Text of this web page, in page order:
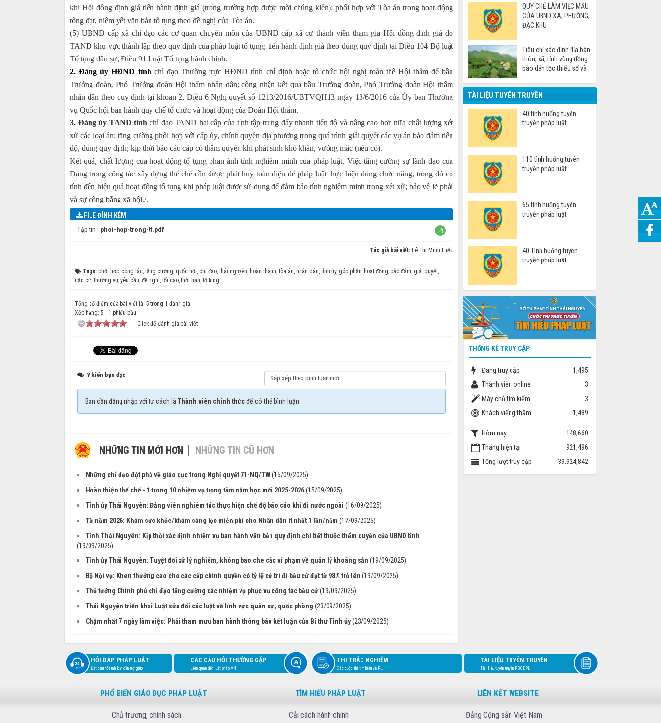
khi Hội đồng định giá tiến hành định giá (trong trường hợp được mời chúng kiến); phối hợp với Tòa án trong hoạt động
tống đạt, niêm yết văn bản tố tụng theo đề nghị của Tòa án.
(5) UBND cấp xã chỉ đạo các cơ quan chuyên môn của UBND cấp xã cử thành viên tham gia Hội đồng định giá do
TAND khu vực thành lập theo quy định của pháp luật tố tụng; tiến hành định giá theo đúng quy định tại Điều 104 Bộ luật
Tố tụng dân sự, Điều 91 Luật Tố tụng hành chính.
2. Đảng ủy HĐND tỉnh chỉ đạo Thường trực HĐND tỉnh chỉ định hoặc tổ chức hội nghị toàn thể Hội thẩm để bầu
Trưởng đoàn, Phó Trưởng đoàn Hội thẩm nhân dân; công nhận kết quả bầu Trưởng đoàn, Phó Trưởng đoàn Hội thẩm
nhân dân theo quy định tại khoản 2, Điều 6 Nghị quyết số 1213/2016/UBTVQH13 ngày 13/6/2016 của Ủy ban Thường
vụ Quốc hội ban hành quy chế tổ chức và hoạt động của Đoàn Hội thẩm.
3. Đảng ủy TAND tỉnh chỉ đạo TAND hai cấp của tỉnh tập trung đẩy nhanh tiến độ và nâng cao hơn nữa chất lượng xét
xử các loại án; tăng cường phối hợp với cấp ủy, chính quyền địa phương trong quá trình giải quyết các vụ án bảo đảm tiến
độ, đúng quy định; kịp thời báo cáo cấp có thẩm quyền khi phát sinh khó khăn, vướng mắc (nếu có).
Kết quả, chất lượng của hoạt động tố tụng phản ánh tính nghiêm minh của pháp luật. Việc tăng cường sự lãnh đạo của
Đảng trong công tác xây dựng thể chế cần được phát huy toàn diện để pháp luật thực hiện đúng chức năng, trong đó có
tính đến hiệu quả hoạt động tố tụng khi pháp luật được sử dụng để đảm bảo tính nghiêm minh trong xét xử; bảo vệ lẽ phải
và sự công bằng xã hội./.
FILE ĐÍNH KÈM
Tập tin : phoi-hop-trong-tt.pdf
Tác giả bài viết: Lê Thị Minh Hiếu
Tags: phối hợp, công tác, tăng cường, quốc hội, chỉ đạo, thái nguyên, hoàn thành, tòa án, nhân dân, tỉnh ủy, góp phần, hoạt động, bảo đảm, giải quyết,
căn cứ, thường vụ, yêu cầu, đề nghị, tối cao, thời hạn, tố tụng
Tổng số điểm của bài viết là: 5 trong 1 đánh giá
Xếp hạng: 5 - 1 phiếu bầu
Click để đánh giá bài viết
Ý kiến bạn đọc
Bạn cần đăng nhập với tư cách là Thành viên chính thứcđể có thể bình luận
NHỮNG TIN MỚI HƠN NHỮNG TIN CŨ HƠN
Những chỉ đạo đột phá về giáo dục trong Nghị quyết 71-NQ/TW (15/09/2025)
Hoàn thiện thể chế - 1 trong 10 nhiệm vụ trọng tâm năm học mới 2025-2026(15/09/2025)
Tỉnh ủy Thái Nguyên: Đảng viên nghiêm túc thực hiện chế độ báo cáo khi đi nước ngoài (16/09/2025)
Từ năm 2026: Khám sức khỏe/khám sàng lọc miễn phí cho Nhân dân ít nhất 1 lần/năm (17/09/2025)
Tỉnh Thái Nguyên: Kịp thời xác định nhiệm vụ ban hành văn bản quy định chi tiết thuộc thẩm quyền của UBND tỉnh
(19/09/2025)
Tỉnh ủy Thái Nguyên: Tuyệt đối xử lý nghiêm, không bao che các vi phạm về quản lý khoáng sản (19/09/2025)
Bộ Nội vụ: Khen thưởng cao cho các cấp chính quyền có tỷ lệ cử tri đi bầu cử đạt từ 98% trở lên (19/09/2025)
Thủ tướng Chính phủ chỉ đạo tăng cường các nhiệm vụ phục vụ công tác bầu cử(19/09/2025)
Thái Nguyên triển khai Luật sửa đổi các luật về lĩnh vực quân sự, quốc phòng (23/09/2025)
Chậm nhất 7 ngày làm việc: Phải tham mưu ban hành thông báo kết luận của Bí thư Tỉnh ủy(23/09/2025)
QUY CHẾ LÀM VIỆC MẪU
CỦA UBND XÃ, PHƯỜNG,
ĐẶC KHU
Tiêu chí xác định địa bàn
thôn, xã, tỉnh vùng đồng
bào dân tộc thiểu số và
TÀI LIỆU TUYÊN TRUYỀN
40 tình huống tuyên
truyền pháp luật
110 tình huống tuyên
truyền pháp luật
65 tình huống tuyên
truyền pháp luật
40 Tình huống tuyên
truyền pháp luật
THỐNG KÊ TRUY CẬP
Đang truy cập
1,495
Thành viên online
3
Máy chủ tìm kiếm
3
Khách viếng thăm
1,489
Hôm nay
148,660
Tháng hiện tại
921,496
Tổng lượt truy cập
39,924,842
HỎI ĐÁP PHÁP LUẬT
Đặt câu hỏi mà bạn cần trợ giúp
CÁC CÂU HỎI THƯỜNG GẶP
Liên quan đến luật pháp VN
THI TRẮC NGHIỆM
Các cuộc thi tìm hiểu về PL
TÀI LIỆU TUYÊN TRUYỀN
Tài liệu tuyên truyền PBGDPL
PHỔ BIẾN GIÁO DỤC PHÁP LUẬT
Chủ trương, chính sách
TÌM HIỂU PHÁP LUẬT
Cải cách hành chính
LIÊN KẾT WEBSITE
Đảng Cộng sản Việt Nam